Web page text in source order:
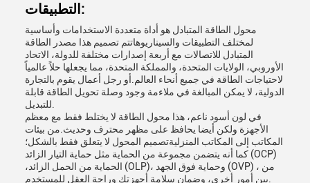
التطبيقات:
محول الطاقة المتبادل هو أداة متعددة الاستخدامات وأساسية
لمختلف التطبيقات والسيناريوهاتتم تصميم هذا مصدر الطاقة
المتبادل للاتصالات مع أربعة إصدارات مختلفة للدولة، الاتحاد
الأوروبي، الولايات المتحدة، والمملكة المتحدة، مما يجعلها حلاً عالمياً
لاحتياجات الطاقة في جميع أنحاء العالم.أو رجل أعمال يقوم بالتجارة
الدولية، لا يمكن المبالغة في ملاءمة وجود وصلة تحويل الطاقة قابلة
في لون أسود ناعم، هذا محول الطاقة لا يختلط فقط مع معظم
الأجهزة ولكن أيضا يحافظ على مظهر محترف وحديث.من بيئات
المكاتب إلى المكاتب المنزليةتصميم المحول لا يتعلق فقط بالشكل؛
كما أنه يتضمن مجموعة من الحماية مثل حماية التيار الزائد (OCP)
،الحماية من الحمل الزائد (OLP)، وحماية فوق الجهد (OVP) ، من